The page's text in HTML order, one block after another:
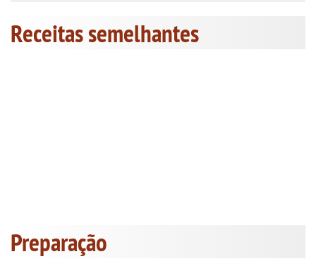
Receitas semelhantes
Preparação